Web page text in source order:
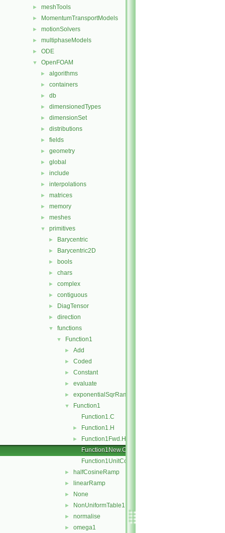
► meshTools
► MomentumTransportModels
► motionSolvers
► multiphaseModels
► ODE
▼ OpenFOAM
► algorithms
► containers
► db
► dimensionedTypes
► dimensionSet
► distributions
► fields
► geometry
► global
► include
► interpolations
► matrices
► memory
► meshes
▼ primitives
► Barycentric
► Barycentric2D
► bools
► chars
► complex
► contiguous
► DiagTensor
► direction
▼ functions
▼ Function1
► Add
► Coded
► Constant
► evaluate
► exponentialSqrRamp
▼
Function1
Function1.C
► Function1.H
►
Function1Fwd.H
Function1New.C
Function1UnitConversions.C
► halfCosineRamp
► linearRamp
► None
► NonUniformTable1
► normalise
► omega1